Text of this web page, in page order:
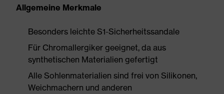
Allgemeine Merkmale
Besonders leichte S1-Sicherheitssandale
Für Chromallergiker geeignet, da aus
synthetischen Materialien gefertigt
Alle Sohlenmaterialien sind frei von Silikonen,
Weichmachern und anderen